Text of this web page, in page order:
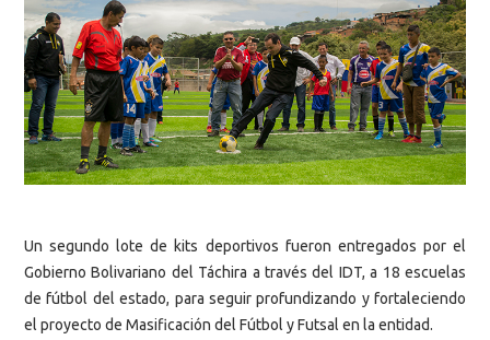
Un segundo lote de kits deportivos fueron entregados por el
Gobierno Bolivariano del Táchira a través del IDT, a 18 escuelas
de fútbol del estado, para seguir profundizando y fortaleciendo
el proyecto de Masificación del Fútbol y Futsal en la entidad.